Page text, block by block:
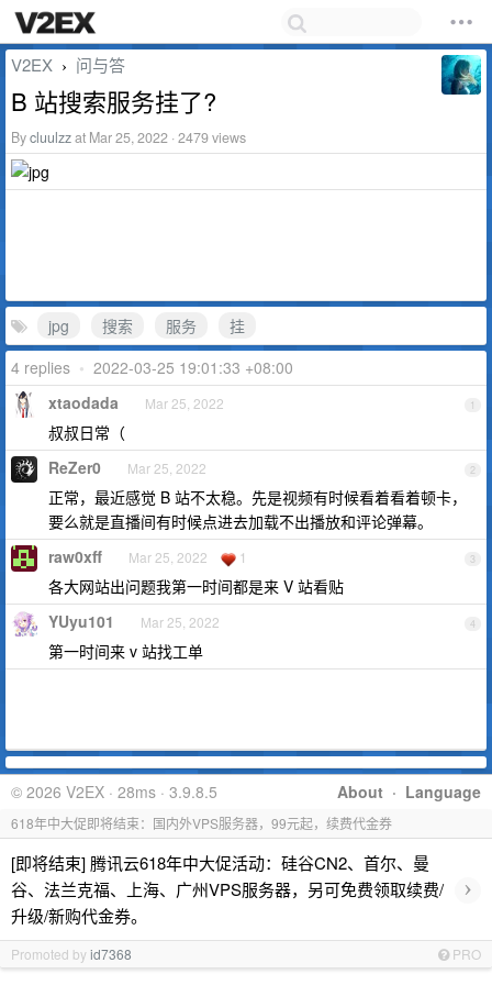
V2EX › 问与答
B 站搜索服务挂了?
Bycluulzzat Mar 25, 2022 · 2479 views
jpg 搜索 服务
挂
4 replies • 2022-03-25 19:01:33 +08:00
1
xtaodada Mar 25, 2022
叔叔日常（
2
ReZer0 Mar 25, 2022
正常，最近感觉 B 站不太稳。先是视频有时候看着看着顿卡，
要么就是直播间有时候点进去加载不出播放和评论弹幕。
3
raw0xff Mar 25, 2022 1
各大网站出问题我第一时间都是来 V 站看贴
4
YUyu101 Mar 25, 2022
第一时间来 v 站找工单
About · Language
© 2026 V2EX · 28ms · 3.9.8.5
618年中大促即将结束：国内外VPS服务器，99元起，续费代金券
[即将结束] 腾讯云618年中大促活动：硅谷CN2、首尔、曼
谷、法兰克福、上海、广州VPS服务器，另可免费领取续费/
升级/新购代金券。
›
Promoted byid7368 PRO